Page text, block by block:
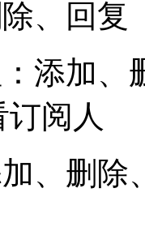
除、
添加、
看订阅
加、